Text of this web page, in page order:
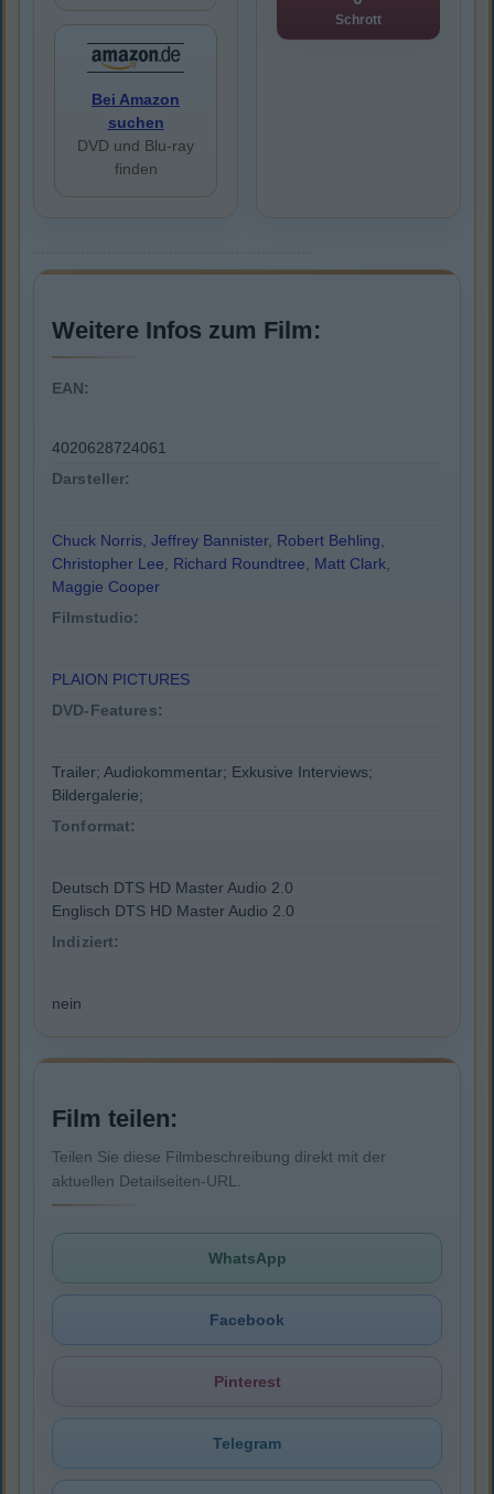
Bei Amazon
suchen
DVD und Blu-ray
finden
Schrott
Weitere Infos zum Film:
EAN:
4020628724061
Darsteller:
Chuck Norris, Jeffrey Bannister, Robert Behling,
Christopher Lee, Richard Roundtree, Matt Clark,
Maggie Cooper
Filmstudio:
PLAION PICTURES
DVD-Features:
Trailer; Audiokommentar; Exkusive Interviews;
Bildergalerie;
Tonformat:
Deutsch DTS HD Master Audio 2.0
Englisch DTS HD Master Audio 2.0
Indiziert:
nein
Film teilen:
Teilen Sie diese Filmbeschreibung direkt mit der
aktuellen Detailseiten-URL.
WhatsApp
Facebook
Pinterest
Telegram